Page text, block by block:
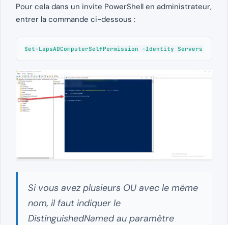
Pour cela dans un invite PowerShell en administrateur,
entrer la commande ci-dessous :
Set-LapsADComputerSelfPermission -Identity Servers
Si vous avez plusieurs OU avec le même
nom, il faut indiquer le
DistinguishedNamed au paramètre